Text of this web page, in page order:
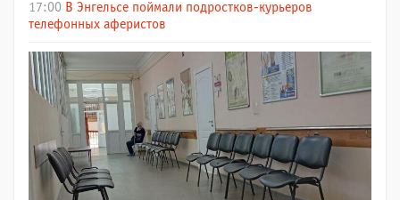
17:00 В Энгельсе поймали подростков-курьеров
телефонных аферистов